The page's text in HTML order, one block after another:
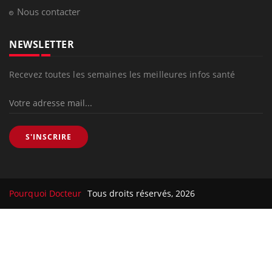
Nous contacter
NEWSLETTER
Recevez toutes les semaines les meilleures infos santé
S'INSCRIRE
Pourquoi Docteur Tous droits réservés, 2026